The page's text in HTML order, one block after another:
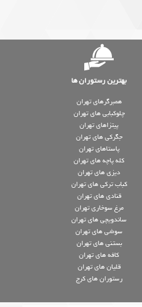
بهترین رستوران ها
همبرگرهای تهران
چلوکبابی های تهران
پیتزاهای تهران
جگرکی های تهران
پاستاهای تهران
کله پاچه های تهران
دیزی های تهران
کباب ترکی های تهران
قنادی های تهران
مرغ سوخاری تهران
ساندویچی های تهران
سوشی های تهران
بستنی های تهران
کافه های تهران
قلیان های تهران
رستوران های کرج